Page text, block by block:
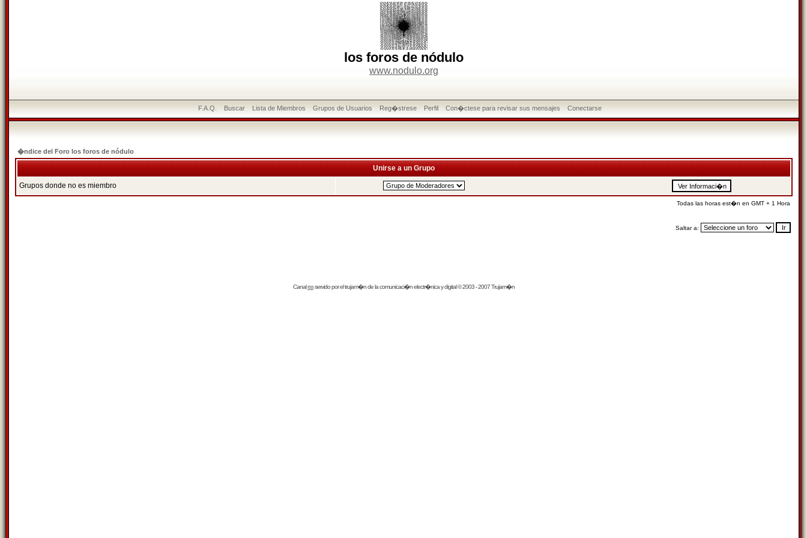
los foros de nódulo
www.nodulo.org
F.A.Q. Buscar Lista de Miembros Grupos de Usuarios Reg�strese Perfil Con�ctese para revisar sus mensajes Conectarse
�ndice del Foro los foros de nódulo
Unirse a un Grupo
Grupos donde no es miembro
Todas las horas est�n en GMT + 1 Hora
Saltar a:
Canalrssservido por eltrujam�nde la comunicaci�n electr�nica y digital © 2003 - 2007 Trujam�n